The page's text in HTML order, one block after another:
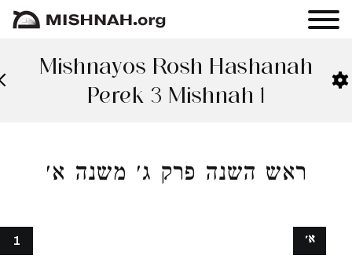
Mishnayos Rosh Hashanah
Perek 3 Mishnah 1
ראש השנה פרק ג׳ משנה א׳
1 א׳